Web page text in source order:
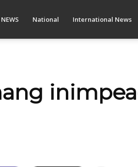
National International News